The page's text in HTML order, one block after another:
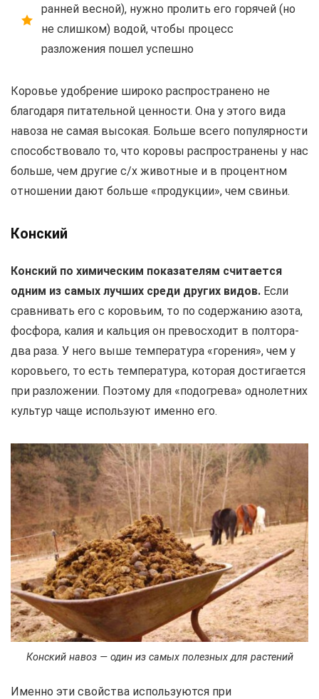
ранней весной), нужно пролить его горячей (но
не слишком) водой, чтобы процесс
разложения пошел успешно
Коровье удобрение широко распространено не
благодаря питательной ценности. Она у этого вида
навоза не самая высокая. Больше всего популярности
способствовало то, что коровы распространены у нас
больше, чем другие с/х животные и в процентном
отношении дают больше «продукции», чем свиньи.
Конский
Конский по химическим показателям считается
одним из самых лучших среди других видов. Если
сравнивать его с коровьим, то по содержанию азота,
фосфора, калия и кальция он превосходит в полтора-
два раза. У него выше температура «горения», чем у
коровьего, то есть температура, которая достигается
при разложении. Поэтому для «подогрева» однолетних
культур чаще используют именно его.
Конский навоз — один из самых полезных для растений
Именно эти свойства используются при